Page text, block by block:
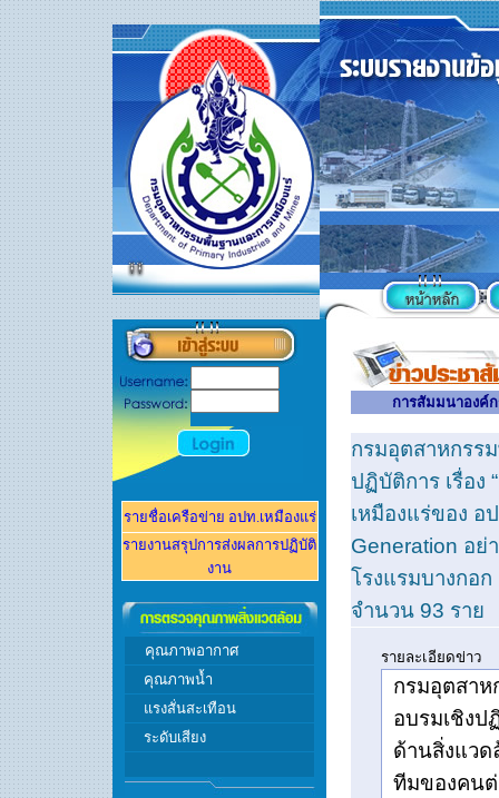
รายชื่อเครือข่าย อปท.เหมืองแร่
รายงานสรุปการส่งผลการปฏิบัติ
งาน
คุณภาพอากาศ
คุณภาพน้ำ
แรงสั่นสะเทือน
ระดับเสียง
การสัมมนาองค์
กรมอุตสาหกรร
ปฏิบัติการ เรื่อง
เหมืองแร่ของ อ
Generation อย่
โรงแรมบางกอ
จำนวน 93 ราย
รายละเอียดข่าว
กรมอุตสาห
อบรมเชิงป
ด้านสิ่งแวด
ทีมของคน